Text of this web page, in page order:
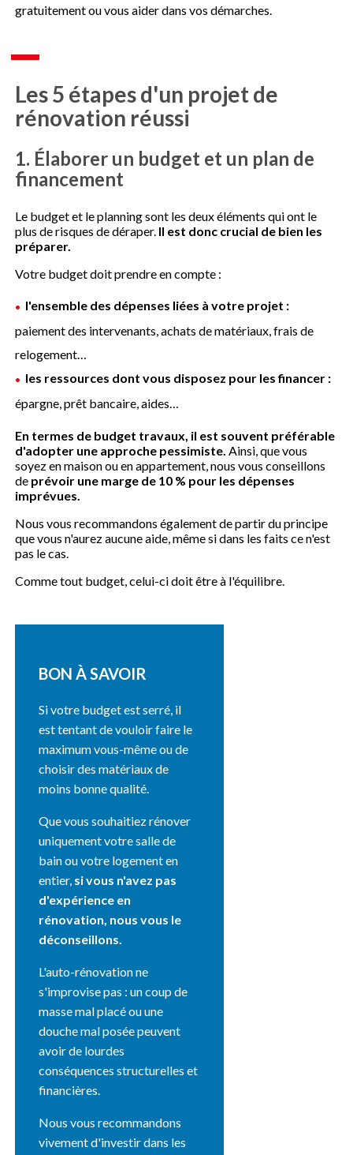
gratuitement ou vous aider dans vos démarches.
Les 5 étapes d'un projet de
rénovation réussi
1. Élaborer un budget et un plan de
financement
Le budget et le planning sont les deux éléments qui ont le
plus de risques de déraper. Il est donc crucial de bien les
préparer.
Votre budget doit prendre en compte :
l'ensemble des dépenses liées à votre projet :
paiement des intervenants, achats de matériaux, frais de
relogement…
les ressources dont vous disposez pour les financer :
épargne, prêt bancaire, aides…
En termes de budget travaux, il est souvent préférable
d'adopter une approche pessimiste. Ainsi, que vous
soyez en maison ou en appartement, nous vous conseillons
de prévoir une marge de 10 % pour les dépenses
imprévues.
Nous vous recommandons également de partir du principe
que vous n'aurez aucune aide, même si dans les faits ce n'est
pas le cas.
Comme tout budget, celui-ci doit être à l'équilibre.
BON À SAVOIR
Si votre budget est serré, il
est tentant de vouloir faire le
maximum vous-même ou de
choisir des matériaux de
moins bonne qualité.
Que vous souhaitiez rénover
uniquement votre salle de
bain ou votre logement en
entier, si vous n'avez pas
d'expérience en
rénovation, nous vous le
déconseillons.
L'auto-rénovation ne
s'improvise pas : un coup de
masse mal placé ou une
douche mal posée peuvent
avoir de lourdes
conséquences structurelles et
financières.
Nous vous recommandons
vivement d'investir dans les